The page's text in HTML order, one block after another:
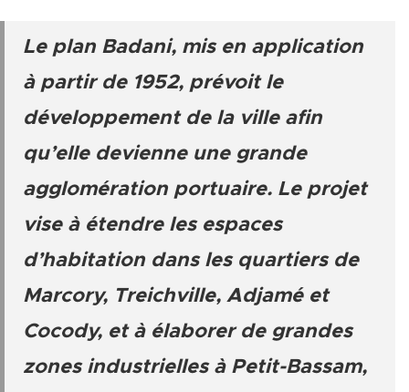
Le plan Badani, mis en application
à partir de 1952, prévoit le
développement de la ville afin
qu’elle devienne une grande
agglomération portuaire. Le projet
vise à étendre les espaces
d’habitation dans les quartiers de
Marcory, Treichville, Adjamé et
Cocody, et à élaborer de grandes
zones industrielles à Petit-Bassam,